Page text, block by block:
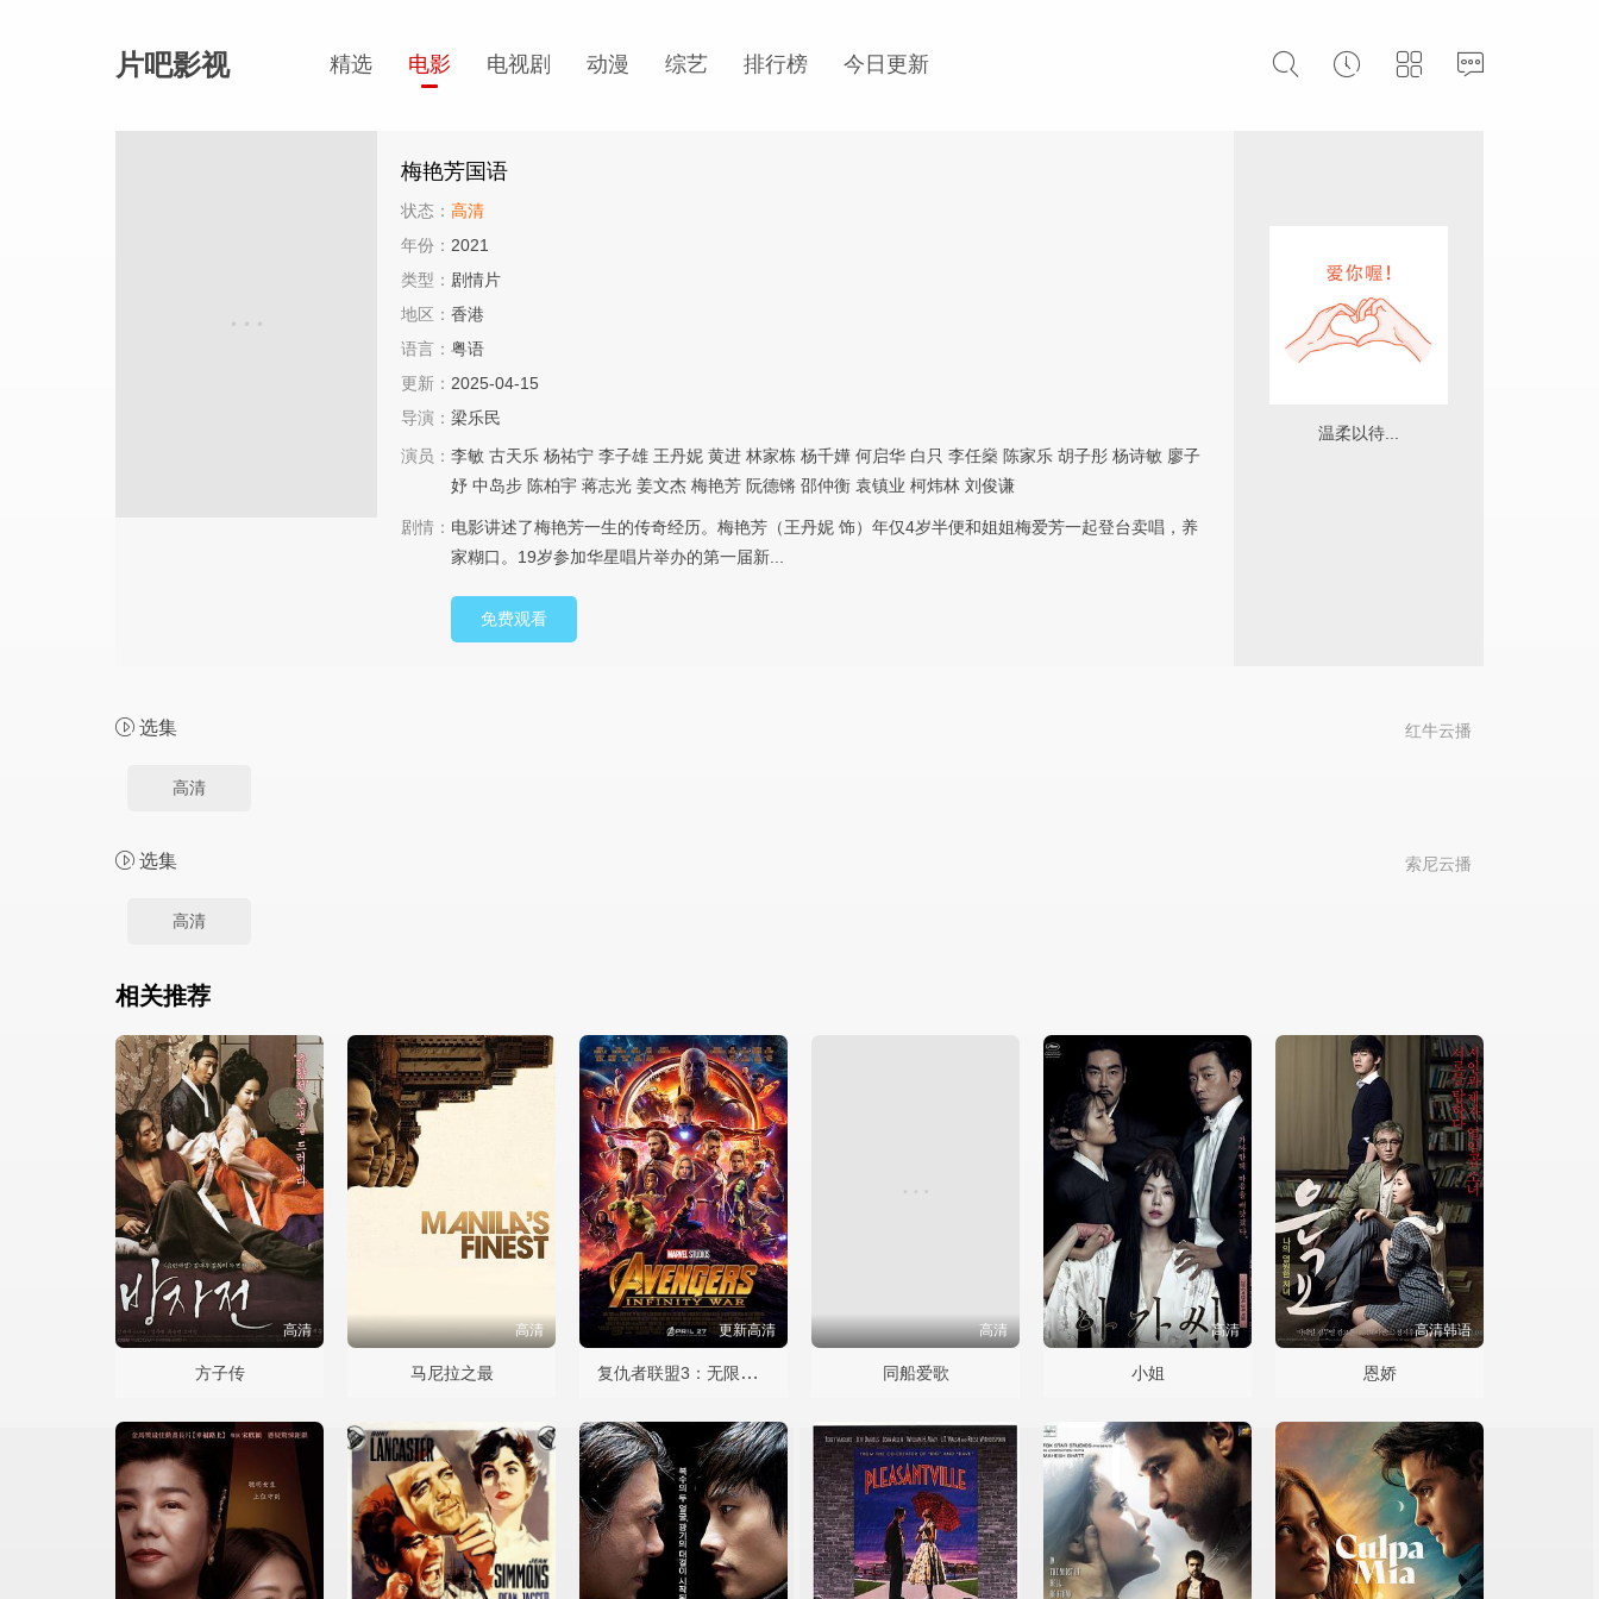
片吧影视 精选 电影 电视剧 动漫 综艺 排行榜 今日更新
梅艳芳国语
状态： 高清
年份： 2021
类型： 剧情片
地区： 香港
语言： 粤语
更新： 2025-04-15
导演： 梁乐民
演员： 李敏 古天乐 杨祐宁 李子雄 王丹妮 黄进 林家栋 杨千嬅 何启华 白只 李任燊 陈家乐 胡子彤 杨诗敏 廖子
妤 中岛步 陈柏宇 蒋志光 姜文杰 梅艳芳 阮德锵 邵仲衡 袁镇业 柯炜林 刘俊谦
剧情： 电影讲述了梅艳芳一生的传奇经历。梅艳芳（王丹妮 饰）年仅4岁半便和姐姐梅爱芳一起登台卖唱，养
家糊口。19岁参加华星唱片举办的第一届新...
免费观看
温柔以待...
红牛云播
选集
高清
索尼云播
选集
高清
相关推荐
高清
方子传
高清
马尼拉之最
更新高清
复仇者联盟3：无限战争国语
高清
同船爱歌
高清
小姐
高清韩语
恩娇